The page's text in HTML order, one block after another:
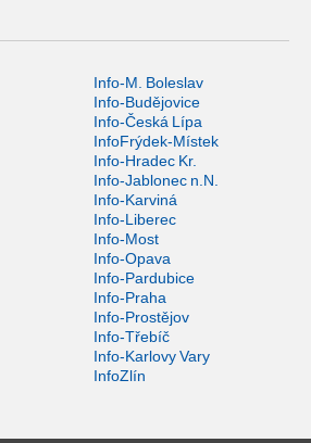
Info-M. Boleslav
Info-Budějovice
Info-Česká Lípa
InfoFrýdek-Místek
Info-Hradec Kr.
Info-Jablonec n.N.
Info-Karviná
Info-Liberec
Info-Most
Info-Opava
Info-Pardubice
Info-Praha
Info-Prostějov
Info-Třebíč
Info-Karlovy Vary
InfoZlín